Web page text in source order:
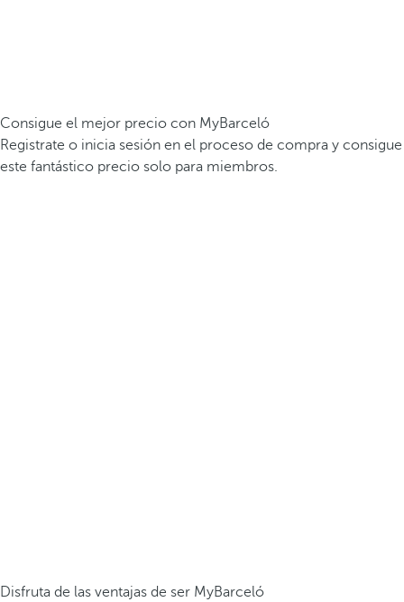
Consigue el mejor precio con MyBarceló
Registrate o inicia sesión en el proceso de compra y consigue
este fantástico precio solo para miembros.
Disfruta de las ventajas de ser MyBarceló